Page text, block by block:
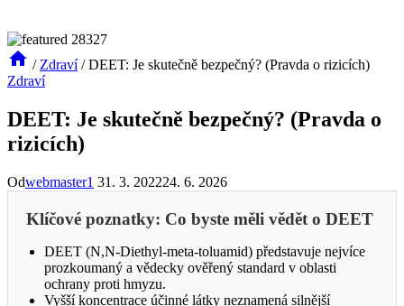
/ Zdraví / DEET: Je skutečně bezpečný? (Pravda o rizicích)
Zdraví
DEET: Je skutečně bezpečný? (Pravda o
rizicích)
Odwebmaster1 31. 3. 202224. 6. 2026
Klíčové poznatky: Co byste měli vědět o DEET
DEET (N,N-Diethyl-meta-toluamid) představuje nejvíce
prozkoumaný a vědecky ověřený standard v oblasti
ochrany proti hmyzu.
Vyšší koncentrace účinné látky neznamená silnější